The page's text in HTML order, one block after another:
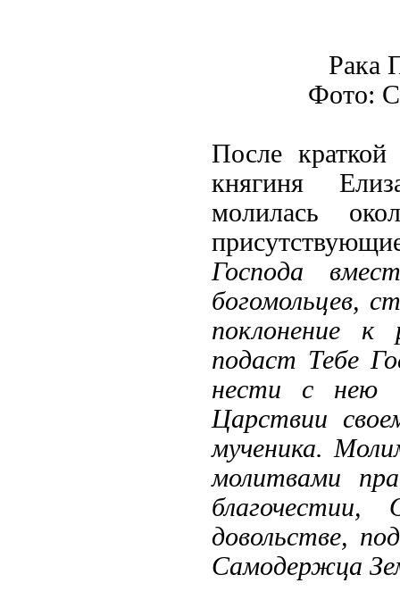
Рака
Фото:
После
княгиня
молилась
Господа
богомольцев,
поклонение
подаст Тебе
нести с нею
Царствии
мученика.
молитвами
довольстве,
Самодержца